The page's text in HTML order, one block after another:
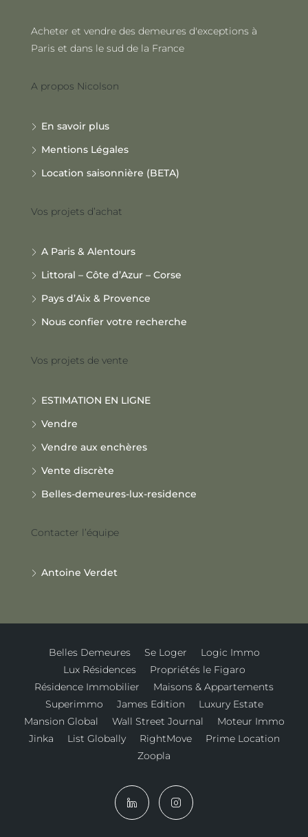
Acheter et vendre des demeures d'exceptions à
Paris et dans le sud de la France
A propos Nicolson
En savoir plus
Mentions Légales
Location saisonnière (BETA)
Vos projets d’achat
A Paris & Alentours
Littoral – Côte d’Azur – Corse
Pays d’Aix & Provence
Nous confier votre recherche
Vos projets de vente
ESTIMATION EN LIGNE
Vendre
Vendre aux enchères
Vente discrète
Belles-demeures-lux-residence
Contacter l’équipe
Antoine Verdet
Belles Demeures Se Loger
Logic Immo
Lux Résidences
Propriétés le Figaro
Résidence Immobilier
Maisons & Appartements
Superimmo
James Edition
Luxury Estate
Mansion Global
Wall Street Journal
Moteur Immo
Jinka
List Globally RightMove
Prime Location
Zoopla